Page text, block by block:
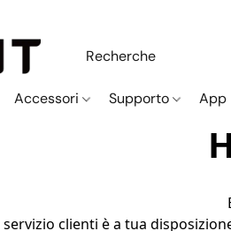
Accessori Supporto App
clienti è a tua